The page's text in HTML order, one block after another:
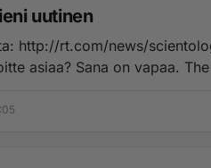
uutinen
http://rt.com/news/